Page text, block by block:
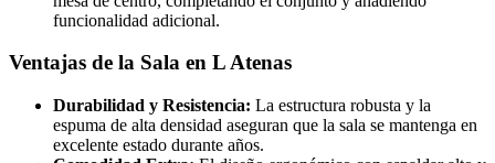
funcionalidad adicional.
Ventajas de la Sala en L Atenas
Durabilidad y Resistencia: La estructura robusta y la
espuma de alta densidad aseguran que la sala se mantenga en
excelente estado durante años.